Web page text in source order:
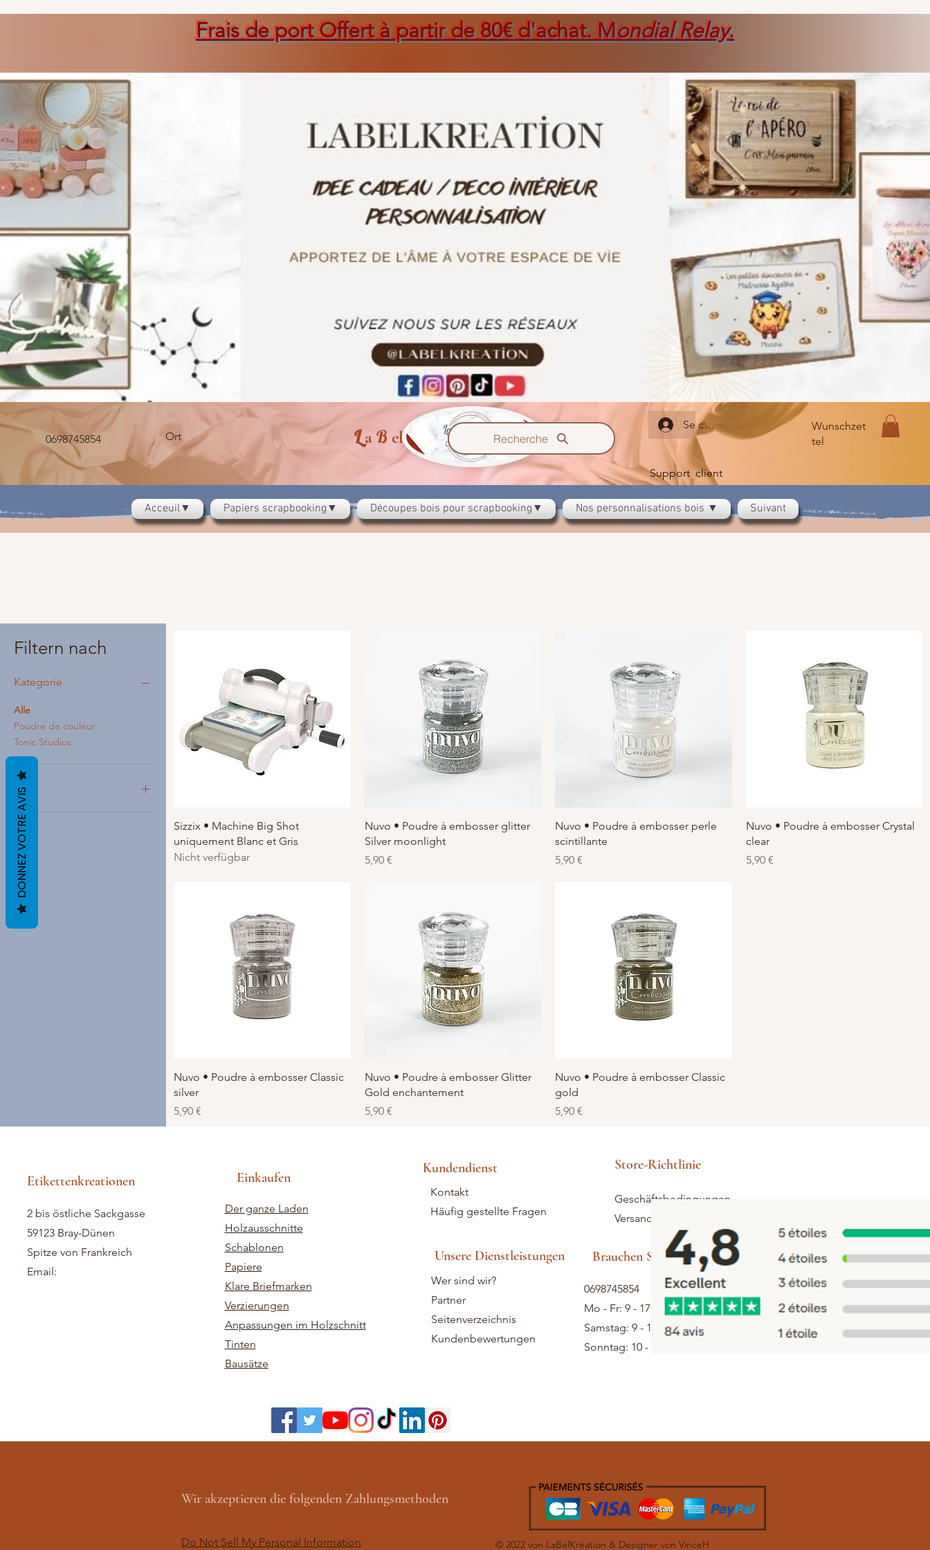
Frais de port Offert à partir de 80€ d'achat. Mondial Relay.
Acceuil▼ Papiers scrapbooking▼ Découpes bois pour scrapbooking▼ Nos personnalisations bois ▼ Suivant
0698745854 Ort La B elK ration Recherche
Se connecter
Support client
Wunschzet
tel
Filtern nach
Kategorie
Alle
Poudre de couleur
Tonic Studios
Preis
5 € Schnellansicht
Sizzix • Machine Big Shot
uniquement Blanc et Gris
Nicht verfügbar
Schnellansicht
Nuvo • Poudre à embosser glitter
Silver moonlight
Preis
5,90 €
Schnellansicht
Nuvo • Poudre à embosser perle
scintillante
Preis
5,90 €
Schnellansicht
Nuvo • Poudre à embosser Crystal
clear
Preis
5,90 €
Schnellansicht
Nuvo • Poudre à embosser Classic
silver
Preis
5,90 €
Schnellansicht
Nuvo • Poudre à embosser Glitter
Gold enchantement
Preis
5,90 €
Schnellansicht
Nuvo • Poudre à embosser Classic
gold
Preis
5,90 €
Etikettenkreationen
2 bis östliche Sackgasse
59123 Bray-Dünen
Spitze von Frankreich
Email:
Einkaufen
Der ganze Laden
Holzausschnitte
Schablonen
Papiere
Klare Briefmarken
Verzierungen
Anpassungen im Holzschnitt
Tinten
Bausätze
Store-Richtlinie
Geschäftsbedingungen
Versand und Rücksendungen
Brauchen Sie Hilfe
0698745854
Mo - Fr: 9 - 17 Uhr
Samstag: 9 - 13 Uhr
Sonntag: 10 - 12 Uhr
Wir akzeptieren die folgenden Zahlungsmethoden
Do Not Sell My Personal Information © 2022 von LaBelKréation & Designer von VinceH
Wer sind wir?
Partner
Seitenverzeichnis
Kundenbewertungen
Unsere Dienstleistungen
Kontakt
Häufig gestellte Fragen
Kundendienst
DONNEZ VOTRE AVIS